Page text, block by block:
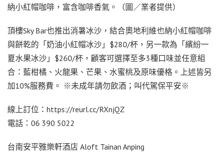
納小紅帽咖啡，富含咖啡香氣。（圖／業者提供）
頂樓Sky Bar也推出消暑冰沙，結合奧地利維也納小紅帽咖啡
與餅乾的「奶油小紅帽冰沙」$280/杯，另一款為「繽紛一
夏水果冰沙」$260/杯，顧客可選擇至多3種口味並任意組
合：藍柑橘、火龍果、芒果、水蜜桃及原味優格。上述皆另
加10%服務費。 ※未成年請勿飲酒；叫代駕保平安※
線上訂位：https://reurl.cc/RXnjQZ
電話：06 390 5022
台南安平雅樂軒酒店 Aloft Tainan Anping